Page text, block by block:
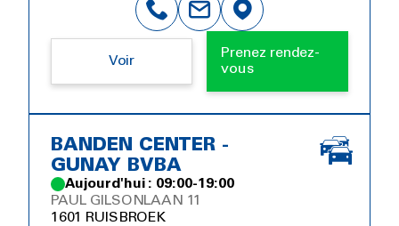
Voir
Prenez rendez-
vous
BANDEN CENTER -
GUNAY BVBA
Aujourd'hui : 09:00-19:00
PAUL GILSONLAAN 11
1601 RUISBROEK